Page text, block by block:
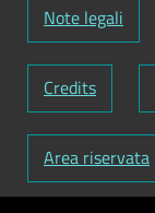
Note legali
Credits
Area riservata